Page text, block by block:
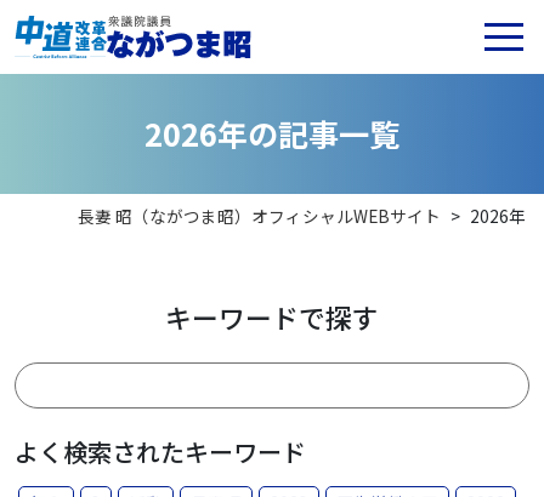
2026年の記事一覧
長妻 昭（ながつま昭）オフィシャルWEBサイト > 2026年
キーワードで探す
よく検索されたキーワード